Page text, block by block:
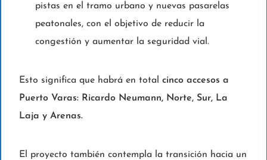
pistas en el tramo urbano y nuevas pasarelas
peatonales, con el objetivo de reducir la
congestión y aumentar la seguridad vial.
Esto significa que habrá en total
cinco accesos a
Puerto Varas: Ricardo Neumann, Norte, Sur, La
Laja y Arenas.
El proyecto también contempla la transición hacia un